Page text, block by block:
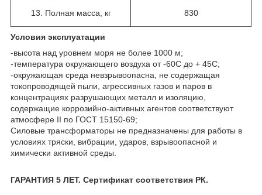
13. Полная масса, кг 830
Условия эксплуатации
-высота над уровнем моря не более 1000 м;
-температура окружающего воздуха от -60С до + 45С;
-окружающая среда невзрывоопасна, не содержащая
токопроводящей пыли, агрессивных газов и паров в
концентрациях разрушающих металл и изоляцию,
содержащие коррозийно-активных агентов соответствуют
атмосфере II по ГОСТ 15150-69;
Силовые трансформаторы не предназначены для работы в
условиях тряски, вибрации, ударов, взрывоопасной и
химически активной среды.
ГАРАНТИЯ 5 ЛЕТ. Сертификат соответствия РК.